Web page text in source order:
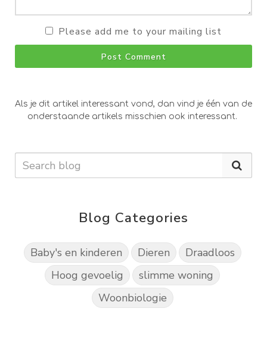
Please add me to your mailing list
Post Comment
Als je dit artikel interessant vond, dan vind je één van de
onderstaande artikels misschien ook interessant.
Blog Categories
Baby's en kinderen Dieren
Draadloos
Hoog gevoelig
slimme woning
Woonbiologie